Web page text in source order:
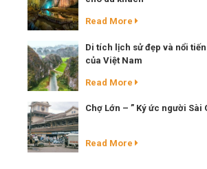
Read More
Di tích lịch sử đẹp và nổi
của Việt Nam
Read More
Chợ Lớn – ” Ký ức người Sài
Read More